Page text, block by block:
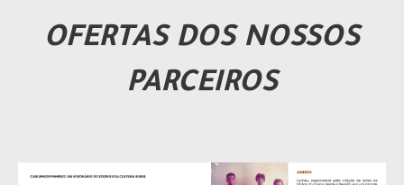
OFERTAS DOS NOSSOS
PARCEIROS